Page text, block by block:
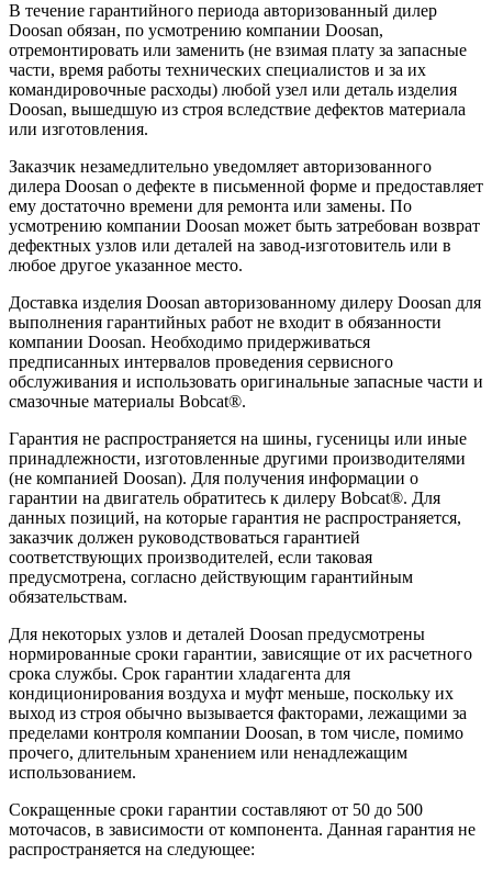
В течение гарантийного периода авторизованный дилер
Doosan обязан, по усмотрению компании Doosan,
отремонтировать или заменить (не взимая плату за запасные
части, время работы технических специалистов и за их
командировочные расходы) любой узел или деталь изделия
Doosan, вышедшую из строя вследствие дефектов материала
или изготовления.
Заказчик незамедлительно уведомляет авторизованного
дилера Doosan о дефекте в письменной форме и предоставляет
ему достаточно времени для ремонта или замены. По
усмотрению компании Doosan может быть затребован возврат
дефектных узлов или деталей на завод-изготовитель или в
любое другое указанное место.
Доставка изделия Doosan авторизованному дилеру Doosan для
выполнения гарантийных работ не входит в обязанности
компании Doosan. Необходимо придерживаться
предписанных интервалов проведения сервисного
обслуживания и использовать оригинальные запасные части и
смазочные материалы Bobcat®.
Гарантия не распространяется на шины, гусеницы или иные
принадлежности, изготовленные другими производителями
(не компанией Doosan). Для получения информации о
гарантии на двигатель обратитесь к дилеру Bobcat®. Для
данных позиций, на которые гарантия не распространяется,
заказчик должен руководствоваться гарантией
соответствующих производителей, если таковая
предусмотрена, согласно действующим гарантийным
обязательствам.
Для некоторых узлов и деталей Doosan предусмотрены
нормированные сроки гарантии, зависящие от их расчетного
срока службы. Срок гарантии хладагента для
кондиционирования воздуха и муфт меньше, поскольку их
выход из строя обычно вызывается факторами, лежащими за
пределами контроля компании Doosan, в том числе, помимо
прочего, длительным хранением или ненадлежащим
использованием.
Сокращенные сроки гарантии составляют от 50 до 500
моточасов, в зависимости от компонента. Данная гарантия не
распространяется на следующее: